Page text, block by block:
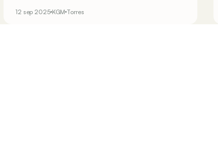
lagere CO2-uitstoot heeft dan die eerste, en een
12 sep 2025 KGM Torres